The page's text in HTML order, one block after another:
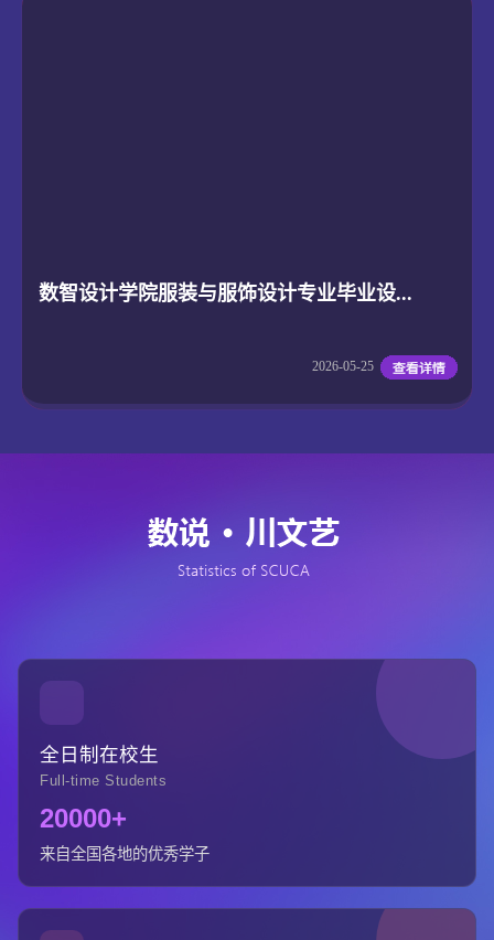
数智设计学院服装与服饰设计专业毕业设...
2026-05-25